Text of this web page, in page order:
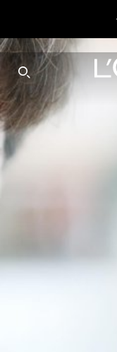
SEARCH THIS SITE